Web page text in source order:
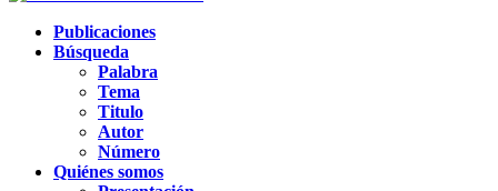
Publicaciones
Búsqueda
Palabra
Tema
Titulo
Autor
Número
Quiénes somos